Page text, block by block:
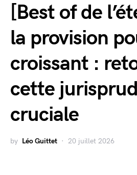
[Best of de
la provision
croissant :
cette
cruciale
by Léo Guittet 20 juillet 2026